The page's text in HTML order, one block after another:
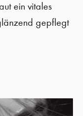
ein vitales
gepflegt